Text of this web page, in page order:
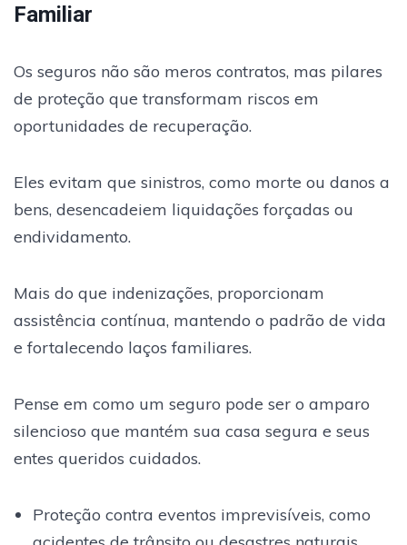
Familiar
Os seguros não são meros contratos, mas pilares
de proteção que transformam riscos em
oportunidades de recuperação.
Eles evitam que sinistros, como morte ou danos a
bens, desencadeiem liquidações forçadas ou
endividamento.
Mais do que indenizações, proporcionam
assistência contínua, mantendo o padrão de vida
e fortalecendo laços familiares.
Pense em como um seguro pode ser o amparo
silencioso que mantém sua casa segura e seus
entes queridos cuidados.
Proteção contra eventos imprevisíveis, como